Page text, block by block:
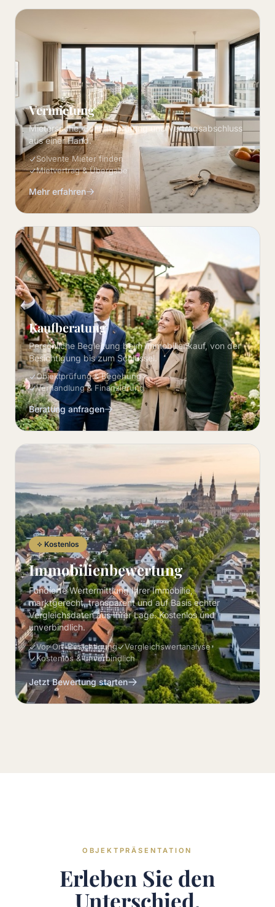
Vermietung
Mietersuche, Bonitätsprüfung und Vertragsabschluss
aus einer Hand.
Solvente Mieter finden
Mietvertrag & Übergabe
Mehr erfahren
Kaufberatung
Persönliche Begleitung beim Immobilienkauf, von der
Besichtigung bis zum Schlüssel.
Objektprüfung & Begehung
Verhandlung & Finanzierung
Beratung anfragen
Kostenlos
Immobilienbewertung
Fundierte Wertermittlung Ihrer Immobilie,
marktgerecht, transparent und auf Basis echter
Vergleichsdaten aus Ihrer Lage. Kostenlos und
unverbindlich.
Vor-Ort-Besichtigung
Vergleichswertanalyse
Kostenlos & unverbindlich
Jetzt Bewertung starten
OBJEKTPRÄSENTATION
Erleben Sie den
Unterschied.